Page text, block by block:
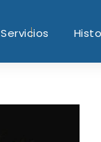
Servicios